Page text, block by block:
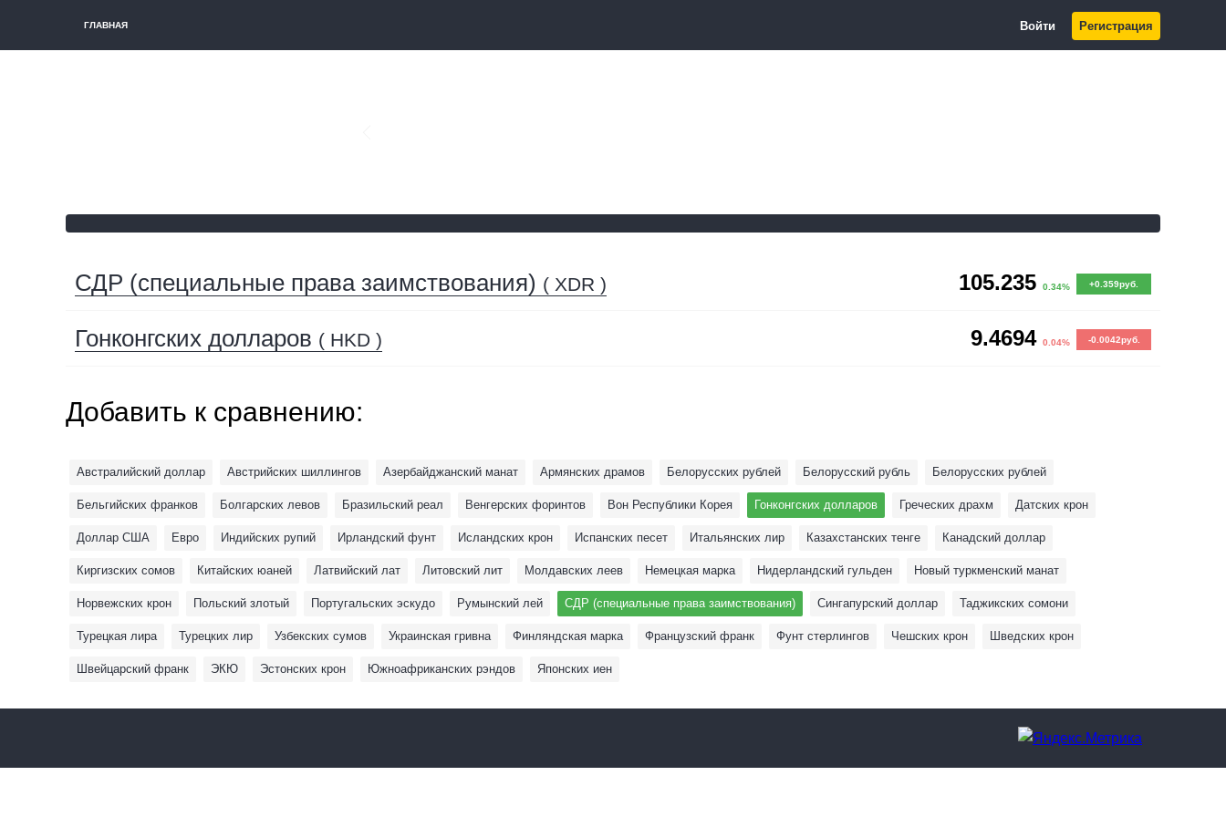
ГЛАВНАЯ Войти Регистрация
СДР (специальные права заимствования) ( XDR ) 105.235 0.34% +0.359руб.
Гонконгских долларов ( HKD ) 9.4694 0.04% -0.0042руб.
Добавить к сравнению:
Австралийский доллар Австрийских шиллингов Азербайджанский манат Армянских драмов Белoрусских рублей Белорусский рубль Белорусских рублей
Бельгийских франков Болгарских левов Бразильский реал Венгерских форинтов Вон Республики Корея Гонконгских долларов Греческих драхм Датских крон
Доллар США Евро Индийских рупий Ирландский фунт Исландских крон Испанских песет Итальянских лир Казахстанских тенге Канадский доллар
Киргизских сомов Китайских юаней Латвийский лат Литовский лит Молдавских леев Немецкая марка Нидерландский гульден Новый туркменский манат
Норвежских крон Польский злотый Португальских эскудо Румынский лей СДР (специальные права заимствования) Сингапурский доллар Таджикских сомони
Турецкая лира Турецких лир Узбекских сумов Украинская гривна Финляндская марка Французский франк Фунт стерлингов Чешских крон Шведских крон
Швейцарский франк ЭКЮ Эстонских крон Южноафриканских рэндов Японских иен